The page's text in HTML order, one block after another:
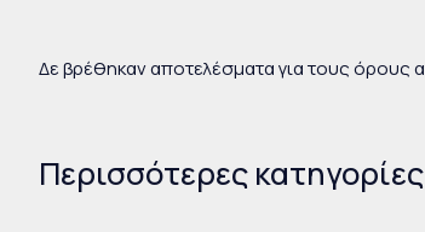
Δε βρέθηκαν αποτελέσματα για τους όρους
Περισσότερες κατηγορίες